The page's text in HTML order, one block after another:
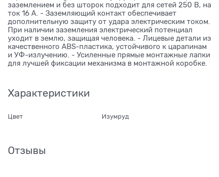
заземлением и без шторок подходит для сетей 250 В, на
ток 16 А. - Заземляющий контакт обеспечивает
дополнительную защиту от удара электрическим током.
При наличии заземления электрический потенциал
уходит в землю, защищая человека. - Лицевые детали из
качественного ABS-пластика, устойчивого к царапинам
и УФ-излучению. - Усиленные прямые монтажные лапки
для лучшей фиксации механизма в монтажной коробке.
Характеристики
Цвет Изумруд
Отзывы